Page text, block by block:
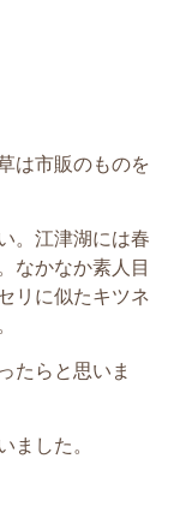
は市販のものを
。江津湖には春
なかなか素人目
リに似たキツネ
たらと思いま
ました。